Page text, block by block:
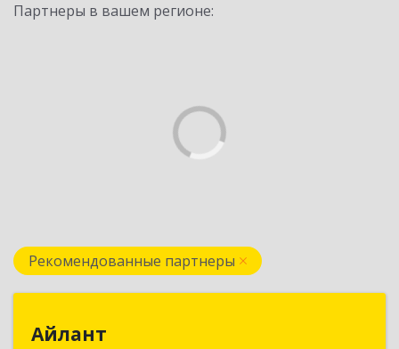
Партнеры в вашем регионе:
Рекомендованные партнеры
Айлант